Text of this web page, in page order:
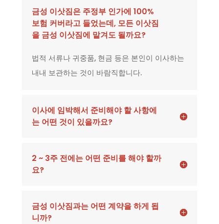
금성 이삿짐은 주정부 인가에 100%
보험 커버라고 들었는데, 모든 이삿짐
을 금성 이삿짐에 맡겨도 될까요?
법적 서류나 귀중품, 현금 등은 본인이 이사하는
내내 보관하는 것이 바람직합니다.
이사에 임박해서 준비해야 할 사항에
는 어떤 것이 있을까요?
2 ~ 3주 전에는 어떤 준비를 해야 할까
요?
금성 이삿짐과는 어떤 계약을 하게 됩
니까?